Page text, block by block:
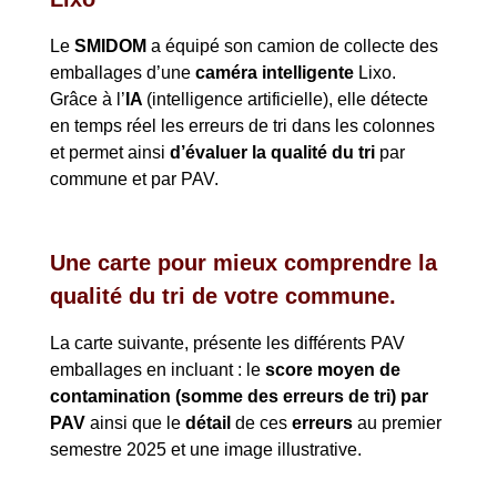
Le SMIDOM a équipé son camion de collecte des
emballages d’une caméra intelligente Lixo.
Grâce à l’ IA (intelligence artificielle), elle détecte
en temps réel les erreurs de tri dans les colonnes
et permet ainsi d’évaluer la qualité du tri par
commune et par PAV.
Une carte pour mieux comprendre la
qualité du tri de votre commune.
La carte suivante, présente les différents PAV
emballages en incluant : le score moyen de
contamination (somme des erreurs de tri) par
PAV ainsi que le détail de ces erreurs au premier
semestre 2025 et une image illustrative.